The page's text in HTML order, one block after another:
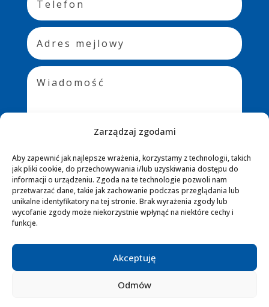
Zarządzaj zgodami
Aby zapewnić jak najlepsze wrażenia, korzystamy z technologii, takich
jak pliki cookie, do przechowywania i/lub uzyskiwania dostępu do
informacji o urządzeniu. Zgoda na te technologie pozwoli nam
przetwarzać dane, takie jak zachowanie podczas przeglądania lub
unikalne identyfikatory na tej stronie. Brak wyrażenia zgody lub
wycofanie zgody może niekorzystnie wpłynąć na niektóre cechy i
funkcje.
Akceptuję
Odmów
3 + 15= WYŚLIJ